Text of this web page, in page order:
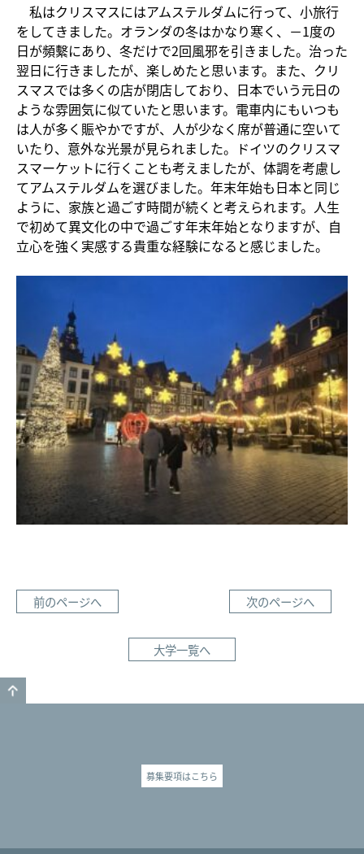
私はクリスマスにはアムステルダムに行って、小旅行
をしてきました。オランダの冬はかなり寒く、－1度の
日が頻繫にあり、冬だけで2回風邪を引きました。治った
翌日に行きましたが、楽しめたと思います。また、クリ
スマスでは多くの店が閉店しており、日本でいう元日の
ような雰囲気に似ていたと思います。電車内にもいつも
は人が多く賑やかですが、人が少なく席が普通に空いて
いたり、意外な光景が見られました。ドイツのクリスマ
スマーケットに行くことも考えましたが、体調を考慮し
てアムステルダムを選びました。年末年始も日本と同じ
ように、家族と過ごす時間が続くと考えられます。人生
で初めて異文化の中で過ごす年末年始となりますが、自
立心を強く実感する貴重な経験になると感じました。
前のページへ 次のページへ
大学一覧へ
募集要項はこちら